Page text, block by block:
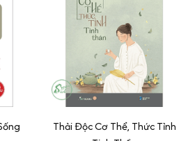
Thải Độc Cơ Thể, Thức Tỉnh